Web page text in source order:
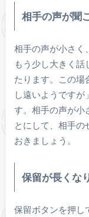
相手の声が聞
相手の声が小さく
もう少し大きく
たります。この場
し遠いようです
す。相手の声が小
とにして、相手の
おきましょう。
保留が長くな
保留ボタンを押し